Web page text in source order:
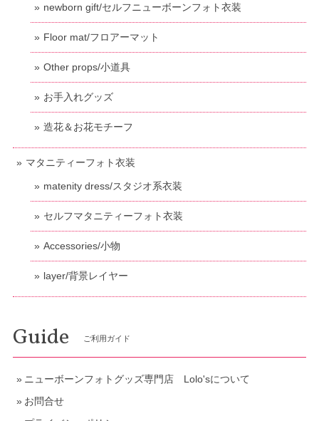
newborn gift/セルフニューボーンフォト衣装
Floor mat/フロアーマット
Other props/小道具
お手入れグッズ
造花＆お花モチーフ
マタニティーフォト衣装
matenity dress/スタジオ系衣装
セルフマタニティーフォト衣装
Accessories/小物
layer/背景レイヤー
Guide ご利用ガイド
ニューボーンフォトグッズ専門店 Lolo'sについて
お問合せ